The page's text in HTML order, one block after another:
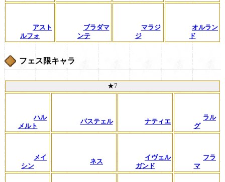
アスト
ルフォ
ブラダマ
ンテ
マラジ
ジ
オルラン
ド
フェス限キャラ
★7
ハル
メルト
パステェル ナティエ
ラル
グ
メイ
シン
ネス
イヴェル
ガンド
フラ
マ